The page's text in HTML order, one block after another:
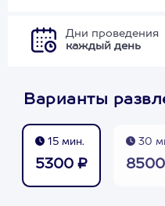
Дни проведения
каждый день
Варианты
15 мин.
5300 ₽
30